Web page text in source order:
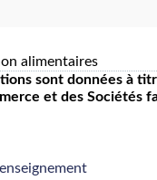
alimentaires
sont données à
et des Sociétés